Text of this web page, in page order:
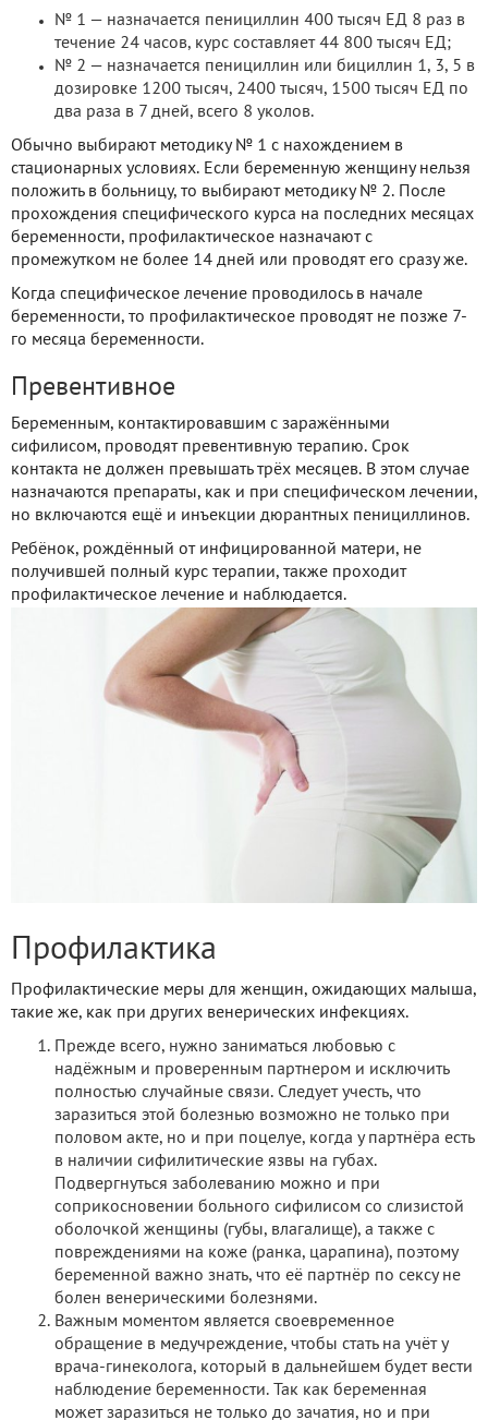
№ 1 — назначается пенициллин 400 тысяч ЕД 8 раз в
течение 24 часов, курс составляет 44 800 тысяч ЕД;
№ 2 — назначается пенициллин или бициллин 1, 3, 5 в
дозировке 1200 тысяч, 2400 тысяч, 1500 тысяч ЕД по
два раза в 7 дней, всего 8 уколов.
Обычно выбирают методику № 1 с нахождением в
стационарных условиях. Если беременную женщину нельзя
положить в больницу, то выбирают методику № 2. После
прохождения специфического курса на последних месяцах
беременности, профилактическое назначают с
промежутком не более 14 дней или проводят его сразу же.
Когда специфическое лечение проводилось в начале
беременности, то профилактическое проводят не позже 7-
го месяца беременности.
Превентивное
Беременным, контактировавшим с заражёнными
сифилисом, проводят превентивную терапию. Срок
контакта не должен превышать трёх месяцев. В этом случае
назначаются препараты, как и при специфическом лечении,
но включаются ещё и инъекции дюрантных пенициллинов.
Ребёнок, рождённый от инфицированной матери, не
получившей полный курс терапии, также проходит
профилактическое лечение и наблюдается.
Профилактика
Профилактические меры для женщин, ожидающих малыша,
такие же, как при других венерических инфекциях.
Прежде всего, нужно заниматься любовью с
надёжным и проверенным партнером и исключить
полностью случайные связи. Следует учесть, что
заразиться этой болезнью возможно не только при
половом акте, но и при поцелуе, когда у партнёра есть
в наличии сифилитические язвы на губах.
Подвергнуться заболеванию можно и при
соприкосновении больного сифилисом со слизистой
оболочкой женщины (губы, влагалище), а также с
повреждениями на коже (ранка, царапина), поэтому
беременной важно знать, что её партнёр по сексу не
болен венерическими болезнями.
Важным моментом является своевременное
обращение в медучреждение, чтобы стать на учёт у
врача-гинеколога, который в дальнейшем будет вести
наблюдение беременности. Так как беременная
может заразиться не только до зачатия, но и при